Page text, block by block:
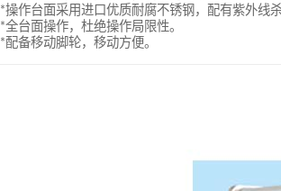
*操作台面采用进口优质耐腐不锈钢，配有紫外线
*全台面操作，杜绝操作局限性。
*配备移动脚轮，移动方便。